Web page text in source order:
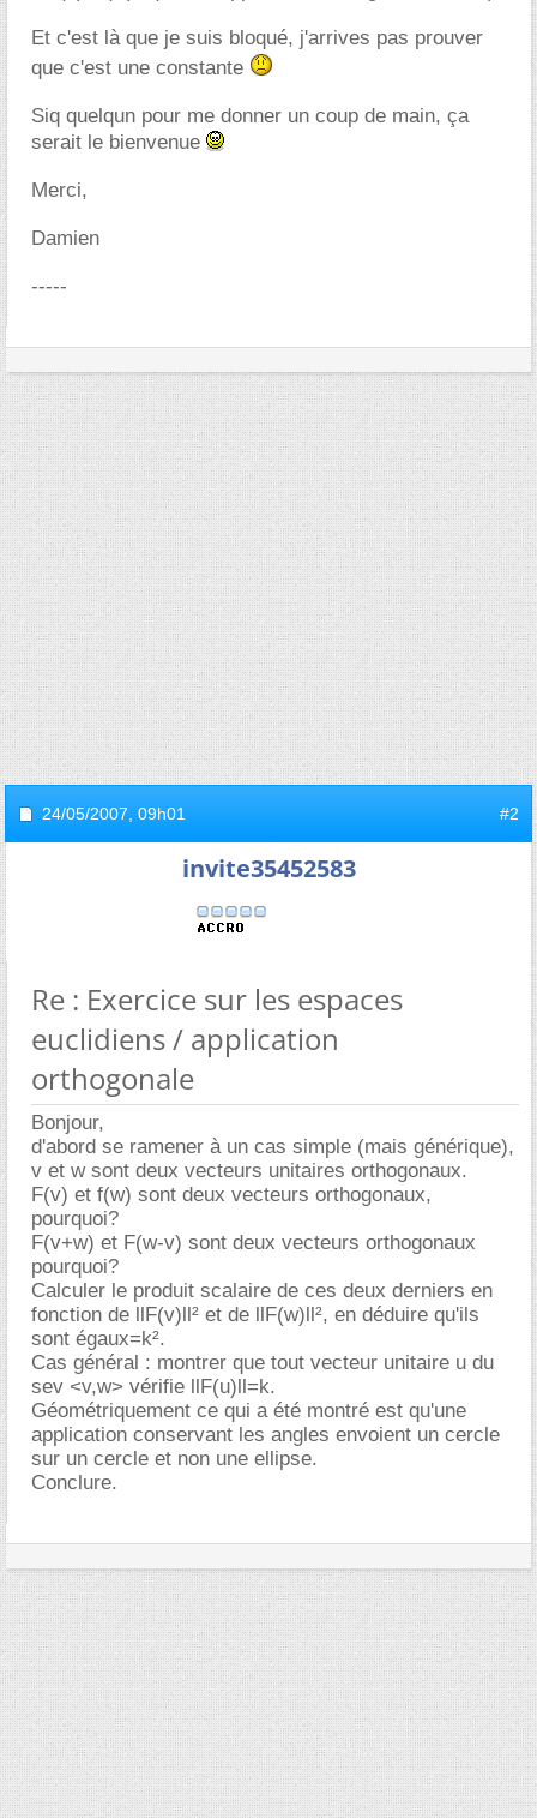
Et c'est là que je suis bloqué, j'arrives pas prouver
que c'est une constante
Siq quelqun pour me donner un coup de main, ça
serait le bienvenue
Merci,
Damien
-----
24/05/2007, 09h01 #2
invite35452583
Re : Exercice sur les espaces
euclidiens / application
orthogonale
Bonjour,
d'abord se ramener à un cas simple (mais générique),
v et w sont deux vecteurs unitaires orthogonaux.
F(v) et f(w) sont deux vecteurs orthogonaux,
pourquoi?
F(v+w) et F(w-v) sont deux vecteurs orthogonaux
pourquoi?
Calculer le produit scalaire de ces deux derniers en
fonction de llF(v)ll² et de llF(w)ll², en déduire qu'ils
sont égaux=k².
Cas général : montrer que tout vecteur unitaire u du
sev <v,w> vérifie llF(u)ll=k.
Géométriquement ce qui a été montré est qu'une
application conservant les angles envoient un cercle
sur un cercle et non une ellipse.
Conclure.